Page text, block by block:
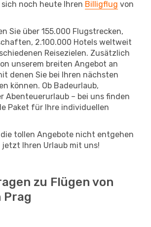
noch heute Ihren Billigflug von
Sie über 155.000 Flugstrecken,
2.100.000 Hotels weltweit
Reisezielen. Zusätzlich
unserem breiten Angebot an
denen Sie bei Ihren nächsten
können. Ob Badeurlaub,
Abenteuerurlaub – bei uns finden
Paket für Ihre individuellen
die tollen Angebote nicht entgehen
jetzt Ihren Urlaub mit uns!
zu Flügen von
Prag